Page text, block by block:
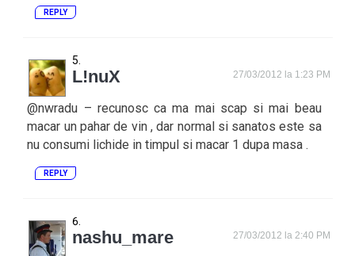
REPLY
L!nuX 27/03/2012 la 1:23 PM
@nwradu – recunosc ca ma mai scap si mai beau
macar un pahar de vin , dar normal si sanatos este sa
nu consumi lichide in timpul si macar 1 dupa masa .
REPLY
nashu_mare 27/03/2012 la 2:40 PM